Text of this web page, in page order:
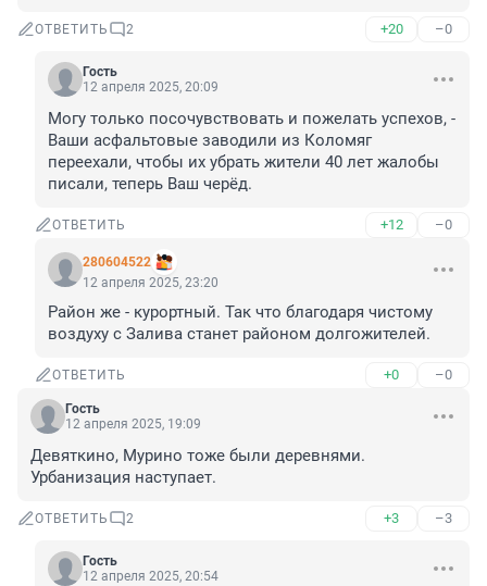
ОТВЕТИТЬ 2 +20 –0
Гость
12 апреля 2025, 20:09
Могу только посочувствовать и пожелать успехов, -
Ваши асфальтовые заводили из Коломяг
переехали, чтобы их убрать жители 40 лет жалобы
писали, теперь Ваш черёд.
ОТВЕТИТЬ +12 –0
280604522
12 апреля 2025, 23:20
Район же - курортный. Так что благодаря чистому
воздуху с Залива станет районом долгожителей.
ОТВЕТИТЬ +0 –0
Гость
12 апреля 2025, 19:09
Девяткино, Мурино тоже были деревнями.
Урбанизация наступает.
ОТВЕТИТЬ 2 +3 –3
Гость
12 апреля 2025, 20:54